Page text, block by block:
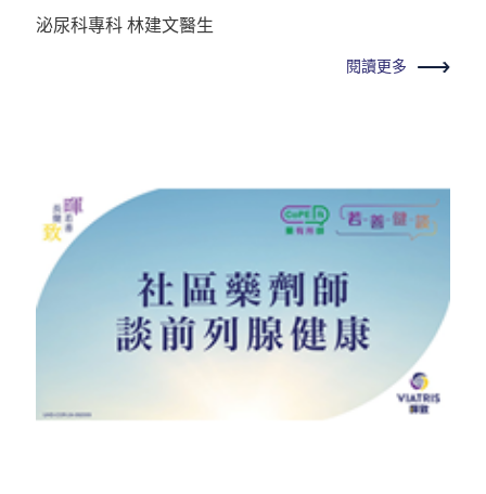
泌尿科專科 林建文醫生
閱讀更多